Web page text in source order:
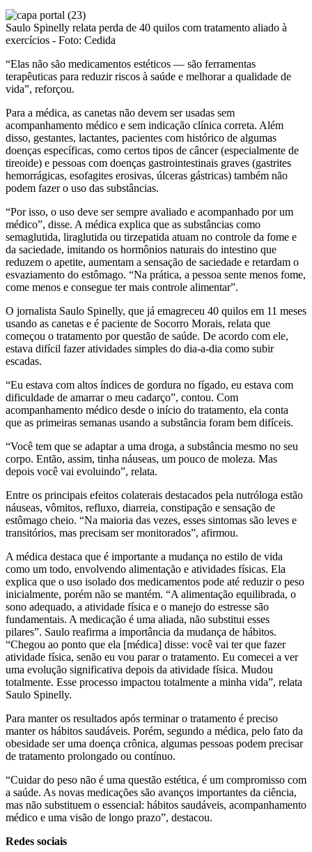
Saulo Spinelly relata perda de 40 quilos com tratamento aliado à
exercícios - Foto: Cedida
“Elas não são medicamentos estéticos — são ferramentas
terapêuticas para reduzir riscos à saúde e melhorar a qualidade de
vida”, reforçou.
Para a médica, as canetas não devem ser usadas sem
acompanhamento médico e sem indicação clínica correta. Além
disso, gestantes, lactantes, pacientes com histórico de algumas
doenças específicas, como certos tipos de câncer (especialmente de
tireoide) e pessoas com doenças gastrointestinais graves (gastrites
hemorrágicas, esofagites erosivas, úlceras gástricas) também não
podem fazer o uso das substâncias.
“Por isso, o uso deve ser sempre avaliado e acompanhado por um
médico”, disse. A médica explica que as substâncias como
semaglutida, liraglutida ou tirzepatida atuam no controle da fome e
da saciedade, imitando os hormônios naturais do intestino que
reduzem o apetite, aumentam a sensação de saciedade e retardam o
esvaziamento do estômago. “Na prática, a pessoa sente menos fome,
come menos e consegue ter mais controle alimentar”.
O jornalista Saulo Spinelly, que já emagreceu 40 quilos em 11 meses
usando as canetas e é paciente de Socorro Morais, relata que
começou o tratamento por questão de saúde. De acordo com ele,
estava difícil fazer atividades simples do dia-a-dia como subir
escadas.
“Eu estava com altos índices de gordura no fígado, eu estava com
dificuldade de amarrar o meu cadarço”, contou. Com
acompanhamento médico desde o início do tratamento, ela conta
que as primeiras semanas usando a substância foram bem difíceis.
“Você tem que se adaptar a uma droga, a substância mesmo no seu
corpo. Então, assim, tinha náuseas, um pouco de moleza. Mas
depois você vai evoluindo”, relata.
Entre os principais efeitos colaterais destacados pela nutróloga estão
náuseas, vômitos, refluxo, diarreia, constipação e sensação de
estômago cheio. “Na maioria das vezes, esses sintomas são leves e
transitórios, mas precisam ser monitorados”, afirmou.
A médica destaca que é importante a mudança no estilo de vida
como um todo, envolvendo alimentação e atividades físicas. Ela
explica que o uso isolado dos medicamentos pode até reduzir o peso
inicialmente, porém não se mantém. “A alimentação equilibrada, o
sono adequado, a atividade física e o manejo do estresse são
fundamentais. A medicação é uma aliada, não substitui esses
pilares”. Saulo reafirma a importância da mudança de hábitos.
“Chegou ao ponto que ela [médica] disse: você vai ter que fazer
atividade física, senão eu vou parar o tratamento. Eu comecei a ver
uma evolução significativa depois da atividade física. Mudou
totalmente. Esse processo impactou totalmente a minha vida”, relata
Saulo Spinelly.
Para manter os resultados após terminar o tratamento é preciso
manter os hábitos saudáveis. Porém, segundo a médica, pelo fato da
obesidade ser uma doença crônica, algumas pessoas podem precisar
de tratamento prolongado ou contínuo.
“Cuidar do peso não é uma questão estética, é um compromisso com
a saúde. As novas medicações são avanços importantes da ciência,
mas não substituem o essencial: hábitos saudáveis, acompanhamento
médico e uma visão de longo prazo”, destacou.
Redes sociais